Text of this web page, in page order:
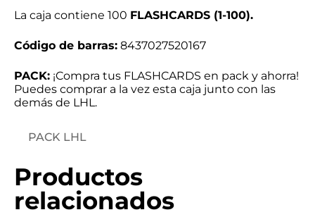
La caja contiene 100 FLASHCARDS (1-100).
Código de barras: 8437027520167
PACK: ¡Compra tus FLASHCARDS en pack y ahorra!
Puedes comprar a la vez esta caja junto con las
demás de LHL.
PACK LHL
Productos
relacionados